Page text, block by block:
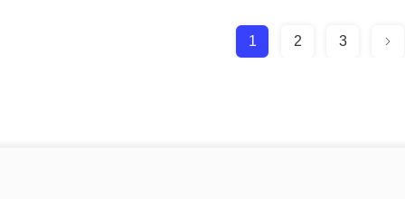
1 2 3